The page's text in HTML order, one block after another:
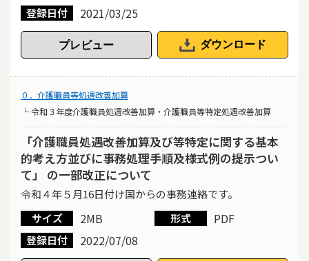
登録日付 2021/03/25
ダウンロード
０．介護職員等処遇改善加算
└ 令和３年度介護職員処遇改善加算・介護職員等特定処遇改善加算
「介護職員処遇改善加算及び等特定に関する基本
的考え方並びに事務処理手順及様式例の提示つい
て」 の一部改正について
令和４年５月16日付け国からの事務連絡です。
サイズ
2MB 形式 PDF
登録日付 2022/07/08